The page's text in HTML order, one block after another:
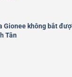
Gionee không bắt
Tân